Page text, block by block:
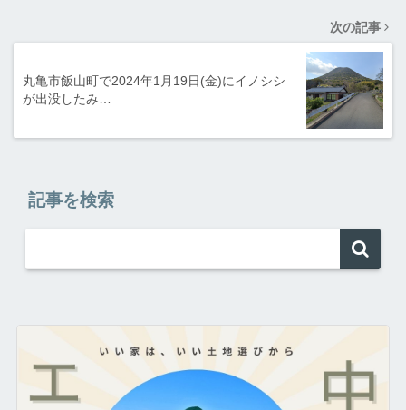
次の記事
丸亀市飯山町で2024年1月19日(金)にイノシシ
が出没したみ…
記事を検索